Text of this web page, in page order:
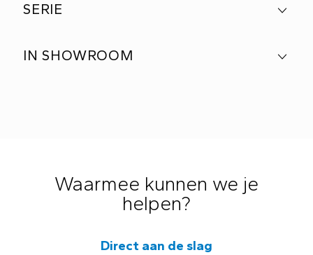
SERIE
IN SHOWROOM
Waarmee kunnen we je
helpen?
Direct aan de slag